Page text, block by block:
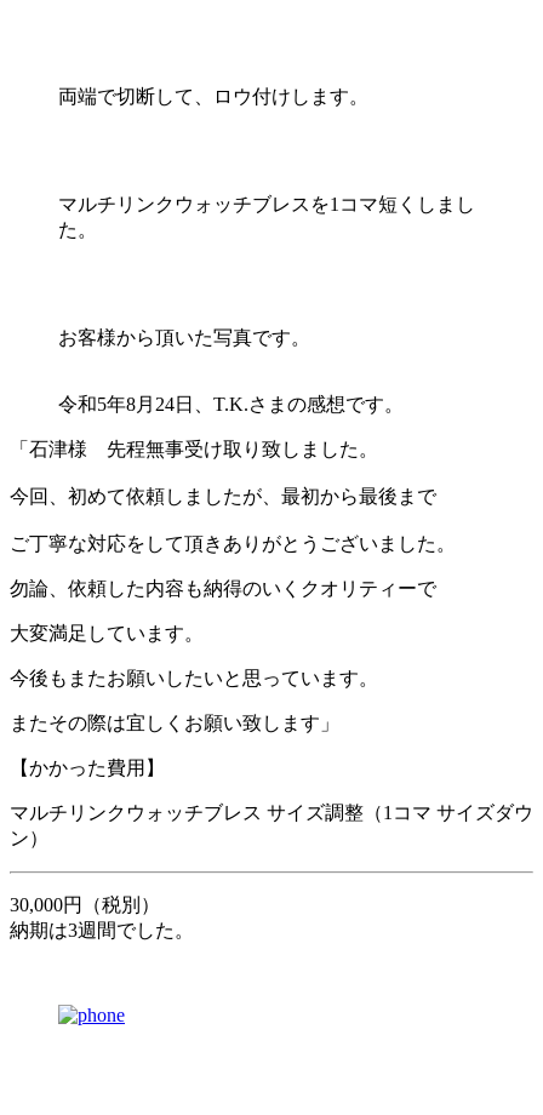
両端で切断して、ロウ付けします。
マルチリンクウォッチブレスを1コマ短くしまし
た。
お客様から頂いた写真です。
令和5年8月24日、T.K.さまの感想です。
「石津様 先程無事受け取り致しました。
今回、初めて依頼しましたが、最初から最後まで
ご丁寧な対応をして頂きありがとうございました。
勿論、依頼した内容も納得のいくクオリティーで
大変満足しています。
今後もまたお願いしたいと思っています。
またその際は宜しくお願い致します」
【かかった費用】
マルチリンクウォッチブレス サイズ調整（1コマ サイズダウ
ン）
30,000円（税別）
納期は3週間でした。